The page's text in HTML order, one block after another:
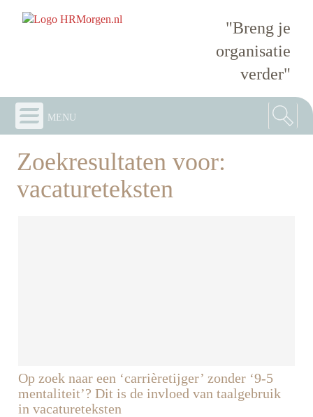
"Breng je
organisatie
verder"
menu
Zoekresultaten voor:
vacatureteksten
Op zoek naar een ‘carrièretijger’ zonder ‘9-5
mentaliteit’? Dit is de invloed van taalgebruik
in vacatureteksten